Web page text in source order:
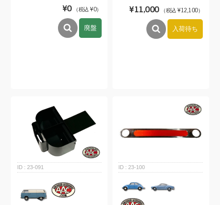
¥0 （税込 ¥0）
廃盤
¥11,000 （税込 ¥12,100）
入荷待ち
23-091 23-100